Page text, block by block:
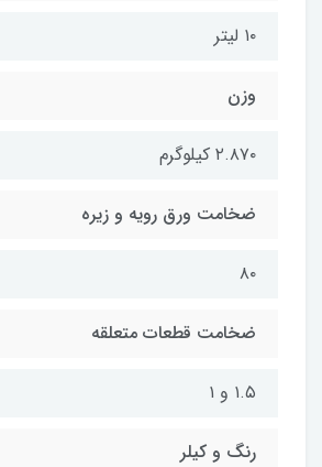
۱۰ لیتر
وزن
۲.۸۷۰ کیلوگرم
ضخامت ورق رویه و زیره
۸۰
ضخامت قطعات متعلقه
۱.۵ و ۱
رنگ و کیلر